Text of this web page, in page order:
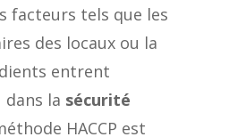
facteurs tels que les
des locaux ou la
entrent
dans la sécurité
HACCP est